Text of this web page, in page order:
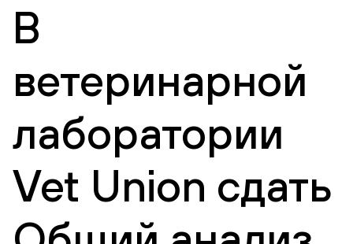
В
ветеринарной
лаборатории
Vet Union сдать